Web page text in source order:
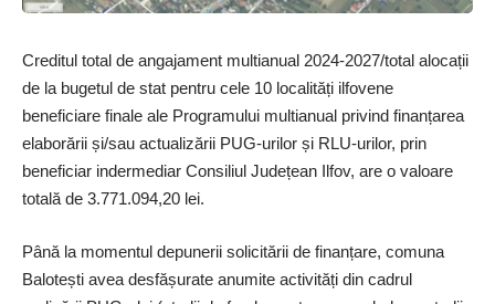
Creditul total de angajament multianual 2024-2027/total alocații
de la bugetul de stat pentru cele 10 localități ilfovene
beneficiare finale ale Programului multianual privind finanțarea
elaborării și/sau actualizării PUG-urilor și RLU-urilor, prin
beneficiar indermediar Consiliul Județean Ilfov, are o valoare
totală de 3.771.094,20 lei.
Până la momentul depunerii solicitării de finanțare, comuna
Balotești avea desfășurate anumite activități din cadrul